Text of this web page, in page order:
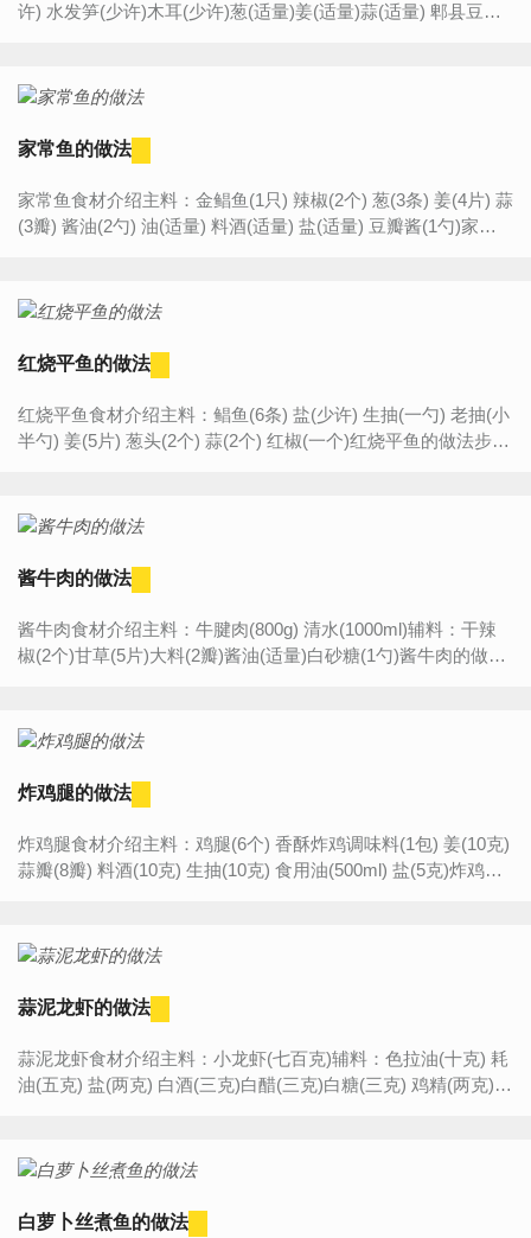
许) 水发笋(少许)木耳(少许)葱(适量)姜(适量)蒜(适量) 郫县豆瓣
家常鱼的做法
家常鱼食材介绍主料：金鲳鱼(1只) 辣椒(2个) 葱(3条) 姜(4片) 蒜
(3瓣) 酱油(2勺) 油(适量) 料酒(适量) 盐(适量) 豆瓣酱(1勺)家常
红烧平鱼的做法
红烧平鱼食材介绍主料：鲳鱼(6条) 盐(少许) 生抽(一勺) 老抽(小
半勺) 姜(5片) 葱头(2个) 蒜(2个) 红椒(一个)红烧平鱼的做法步
酱牛肉的做法
酱牛肉食材介绍主料：牛腱肉(800g) 清水(1000ml)辅料：干辣
椒(2个)甘草(5片)大料(2瓣)酱油(适量)白砂糖(1勺)酱牛肉的做法
炸鸡腿的做法
炸鸡腿食材介绍主料：鸡腿(6个) 香酥炸鸡调味料(1包) 姜(10克)
蒜瓣(8瓣) 料酒(10克) 生抽(10克) 食用油(500ml) 盐(5克)炸鸡腿
蒜泥龙虾的做法
蒜泥龙虾食材介绍主料：小龙虾(七百克)辅料：色拉油(十克) 耗
油(五克) 盐(两克) 白酒(三克)白醋(三克)白糖(三克) 鸡精(两克)
白萝卜丝煮鱼的做法